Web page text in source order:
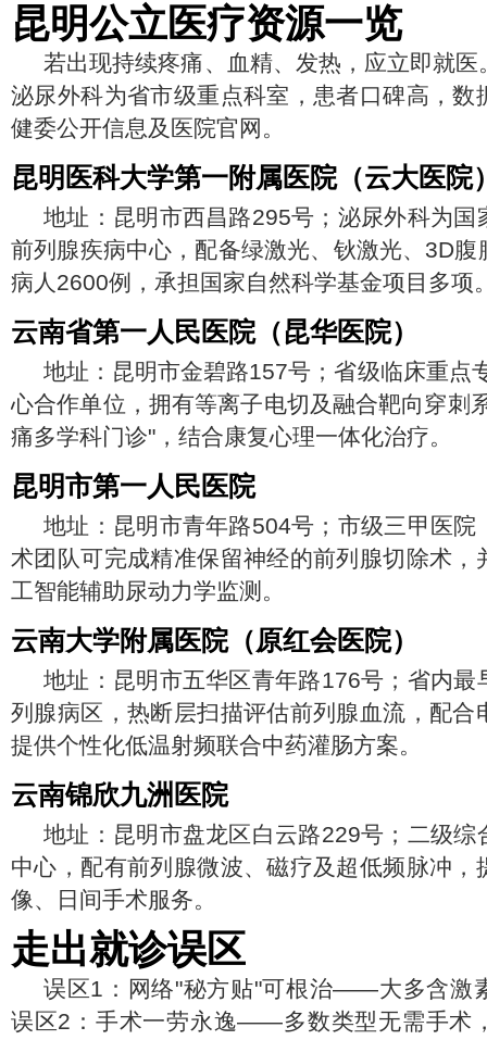
昆明公立医疗资源一览
若出现持续疼痛、血精、发热，应立即就
泌尿外科为省市级重点科室，患者口碑高，数
健委公开信息及医院官网。
昆明医科大学第一附属医院（云大医院
地址：昆明市西昌路295号；泌尿外科为国
前列腺疾病中心，配备绿激光、钬激光、3D腹
病人2600例，承担国家自然科学基金项目多项
云南省第一人民医院（昆华医院）
地址：昆明市金碧路157号；省级临床重点
心合作单位，拥有等离子电切及融合靶向穿刺
痛多学科门诊"，结合康复心理一体化治疗。
昆明市第一人民医院
地址：昆明市青年路504号；市级三甲医院
术团队可完成精准保留神经的前列腺切除术，
工智能辅助尿动力学监测。
云南大学附属医院（原红会医院）
地址：昆明市五华区青年路176号；省内最
列腺病区，热断层扫描评估前列腺血流，配合
提供个性化低温射频联合中药灌肠方案。
云南锦欣九洲医院
地址：昆明市盘龙区白云路229号；二级综
中心，配有前列腺微波、磁疗及超低频脉冲，
像、日间手术服务。
走出就诊误区
误区1：网络"秘方贴"可根治——大多含激
误区2：手术一劳永逸——多数类型无需手术